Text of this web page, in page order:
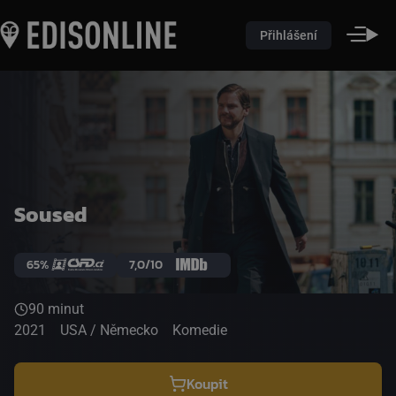
Přihlášení
Soused
65% 7,0/10
90 minut
2021
USA / Německo Komedie
Koupit